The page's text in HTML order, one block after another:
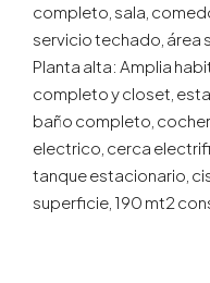
completo, sala,
servicio techado, área
Planta alta: Amplia
completo y closet,
baño completo,
electrico, cerca
tanque estacionario,
superficie, 190 mt2